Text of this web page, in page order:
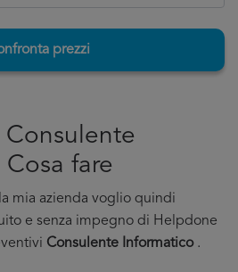
prezzi
fare
mia azienda voglio quindi
e senza impegno di Helpdone
Consulente Informatico .